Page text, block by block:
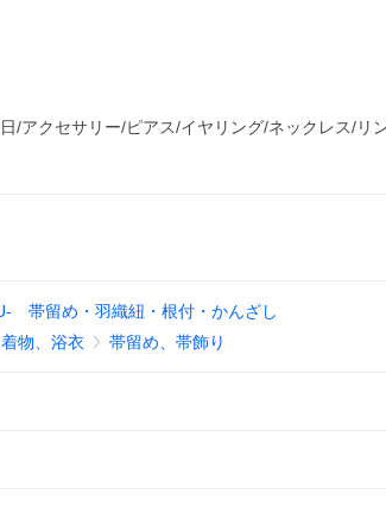
/アクセサリー/ピアス/イヤリング/ネックレス/リ
帯留め・羽織紐・根付・かんざし
着物、浴衣 帯留め、帯飾り